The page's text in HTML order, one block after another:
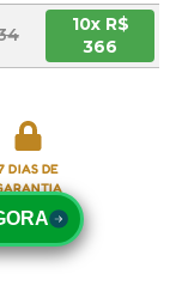
10x R$
366
DIAS DE